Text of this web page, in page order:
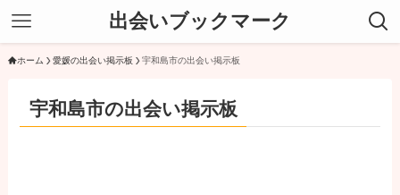
出会いブックマーク
ホーム 愛媛の出会い掲示板 宇和島市の出会い掲示板
宇和島市の出会い掲示板